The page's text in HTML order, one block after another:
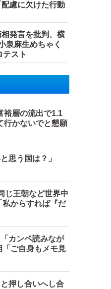
慮に欠けた行動
相発言を批判、横
麻生めちゃく
スト
裕層の流出で1.1
行かないでと懇願
と思う国は？」
じ王朝など世界中
からすれば『だ
カンペ読みなが
「ご自身もメモ見
押し合いへし合